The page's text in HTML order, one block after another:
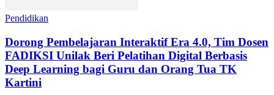
Pendidikan
Dorong Pembelajaran Interaktif Era 4.0, Tim Dosen
FADIKSI Unilak Beri Pelatihan Digital Berbasis
Deep Learning bagi Guru dan Orang Tua TK
Kartini